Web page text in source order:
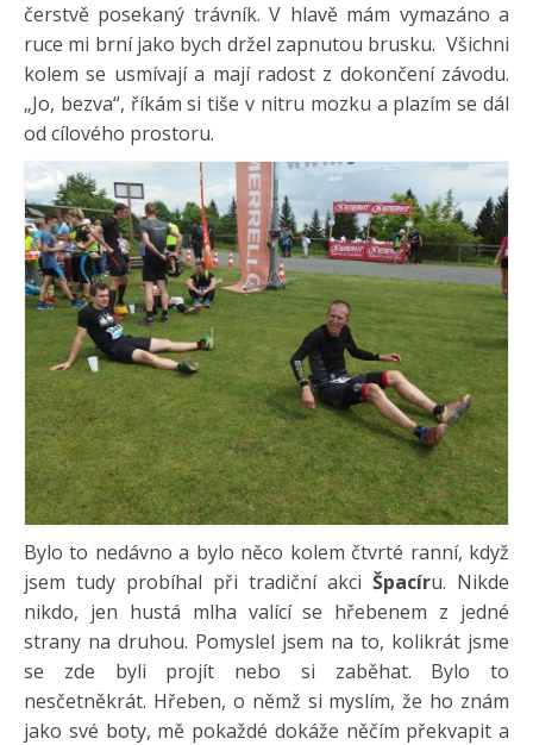
čerstvě posekaný trávník. V hlavě mám vymazáno a
ruce mi brní jako bych držel zapnutou brusku. Všichni
kolem se usmívají a mají radost z dokončení závodu.
„Jo, bezva“, říkám si tiše v nitru mozku a plazím se dál
od cílového prostoru.
Bylo to nedávno a bylo něco kolem čtvrté ranní, když
jsem tudy probíhal při tradiční akci Špacíru. Nikde
nikdo, jen hustá mlha valící se hřebenem z jedné
strany na druhou. Pomyslel jsem na to, kolikrát jsme
se zde byli projít nebo si zaběhat. Bylo to
nesčetněkrát. Hřeben, o němž si myslím, že ho znám
jako své boty, mě pokaždé dokáže něčím překvapit a